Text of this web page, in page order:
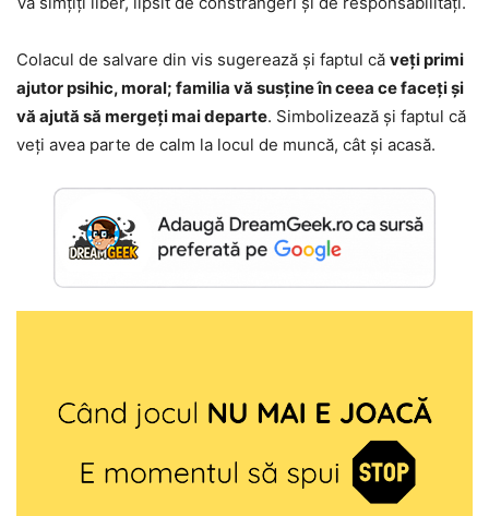
Colacul de salvare din vis sugerează și faptul că veți primi
ajutor psihic, moral; familia vă susține în ceea ce faceți și
vă ajută să mergeți mai departe. Simbolizează și faptul că
veți avea parte de calm la locul de muncă, cât și acasă.